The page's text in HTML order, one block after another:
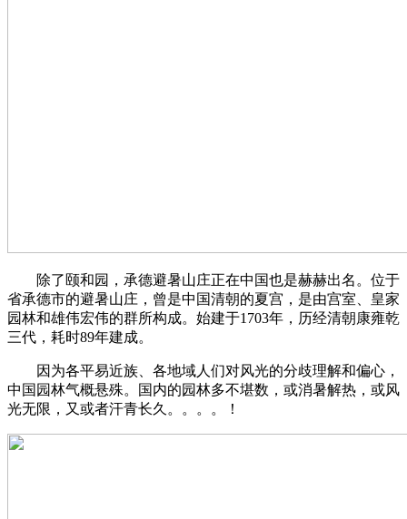
除了颐和园，承德避暑山庄正在中国也是赫赫出名。位于
省承德市的避暑山庄，曾是中国清朝的夏宫，是由宫室、皇家
园林和雄伟宏伟的群所构成。始建于1703年，历经清朝康雍乾
三代，耗时89年建成。
因为各平易近族、各地域人们对风光的分歧理解和偏心，
中国园林气概悬殊。国内的园林多不堪数，或消暑解热，或风
光无限，又或者汗青长久。。。。！